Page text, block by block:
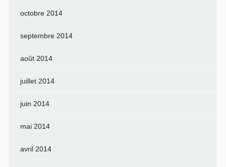
octobre 2014
septembre 2014
août 2014
juillet 2014
juin 2014
mai 2014
avril 2014